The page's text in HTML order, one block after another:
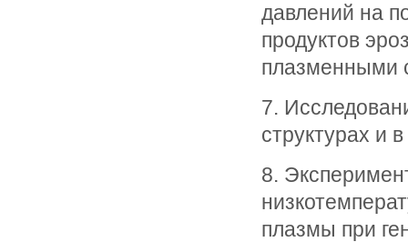
давлений на
продуктов
плазменными
7.
структурах и
8.
плазмы при